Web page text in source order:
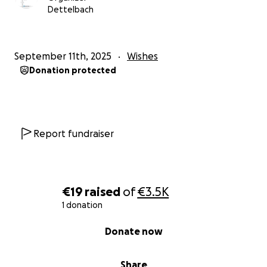
€19 raised of€3.5K
1 donation
Share
Donate now
Dettelbach
September 11th, 2025 Wishes
Donation protected
Report fundraiser